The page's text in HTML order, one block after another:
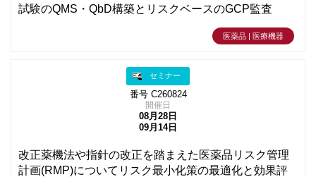
試験のQMS・QbD構築とリスクベースのGCP監査
医薬品 | 医療機器
セミナー
番号 C260824
開催日
08月28日
09月14日
改正薬機法や指針の改正を踏まえた医薬品リスク管理
計画(RMP)についてリスク最小化策の最適化と効果評